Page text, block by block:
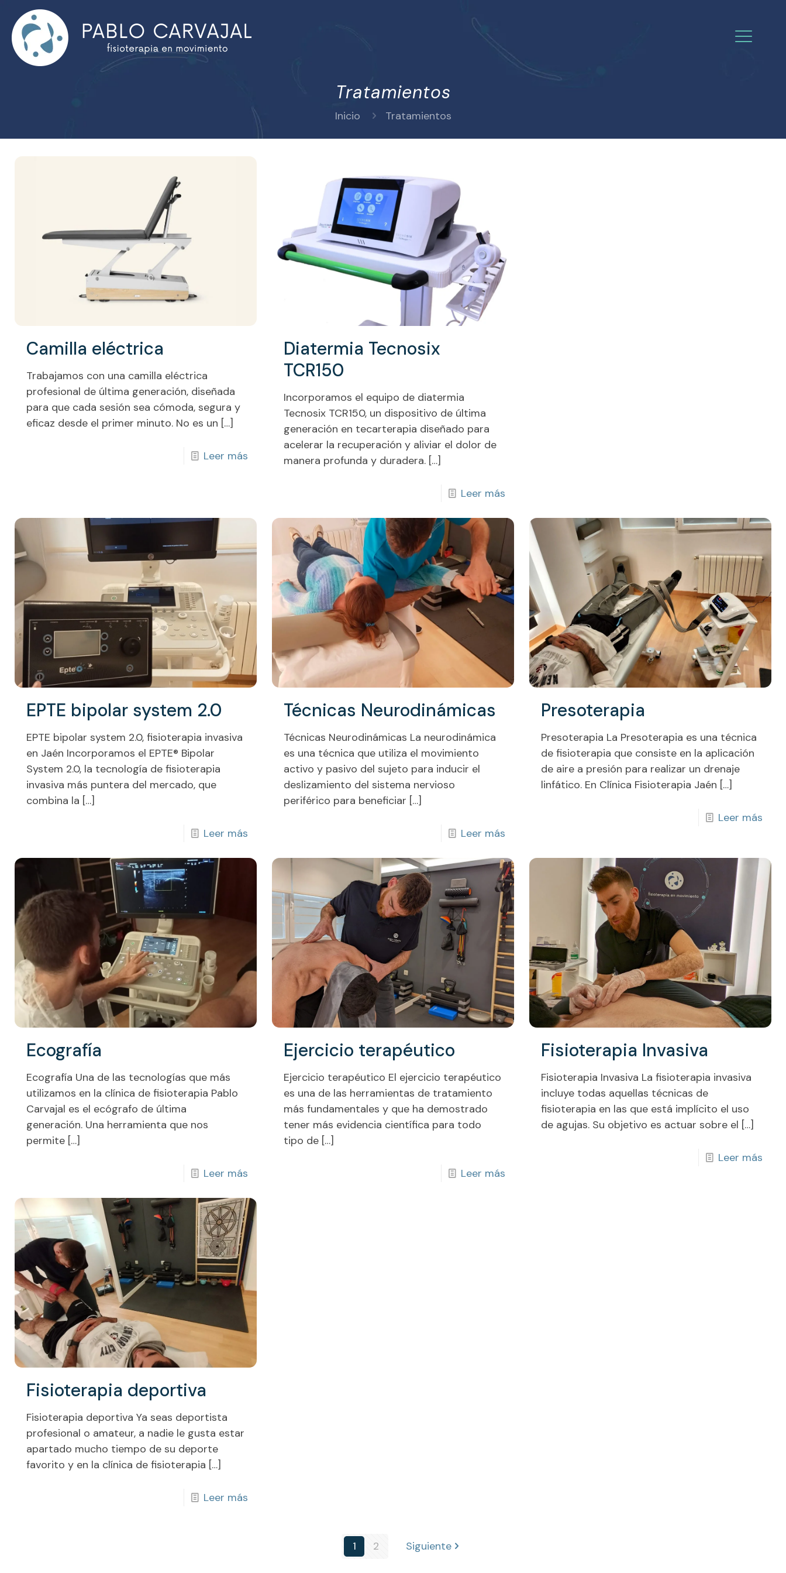
Tratamientos
Inicio Tratamientos
Camilla eléctrica
Trabajamos con una camilla eléctrica
profesional de última generación, diseñada
para que cada sesión sea cómoda, segura y
eficaz desde el primer minuto. No es un […]
Leer más
Diatermia Tecnosix
TCR150
Incorporamos el equipo de diatermia
Tecnosix TCR150, un dispositivo de última
generación en tecarterapia diseñado para
acelerar la recuperación y aliviar el dolor de
manera profunda y duradera. […]
Leer más
EPTE bipolar system 2.0
EPTE bipolar system 2.0, fisioterapia invasiva
en Jaén Incorporamos el EPTE® Bipolar
System 2.0, la tecnología de fisioterapia
invasiva más puntera del mercado, que
combina la […]
Leer más
Técnicas Neurodinámicas
Técnicas Neurodinámicas La neurodinámica
es una técnica que utiliza el movimiento
activo y pasivo del sujeto para inducir el
deslizamiento del sistema nervioso
periférico para beneficiar […]
Leer más
Presoterapia
Presoterapia La Presoterapia es una técnica
de fisioterapia que consiste en la aplicación
de aire a presión para realizar un drenaje
linfático. En Clínica Fisioterapia Jaén […]
Leer más
Ecografía
Ecografía Una de las tecnologías que más
utilizamos en la clínica de fisioterapia Pablo
Carvajal es el ecógrafo de última
generación. Una herramienta que nos
permite […]
Leer más
Ejercicio terapéutico
Ejercicio terapéutico El ejercicio terapéutico
es una de las herramientas de tratamiento
más fundamentales y que ha demostrado
tener más evidencia científica para todo
tipo de […]
Leer más
Fisioterapia Invasiva
Fisioterapia Invasiva La fisioterapia invasiva
incluye todas aquellas técnicas de
fisioterapia en las que está implícito el uso
de agujas. Su objetivo es actuar sobre el […]
Leer más
Fisioterapia deportiva
Fisioterapia deportiva Ya seas deportista
profesional o amateur, a nadie le gusta estar
apartado mucho tiempo de su deporte
favorito y en la clínica de fisioterapia […]
Leer más
1 2 Siguiente